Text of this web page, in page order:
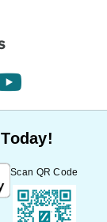
youtube
Scan QR Code